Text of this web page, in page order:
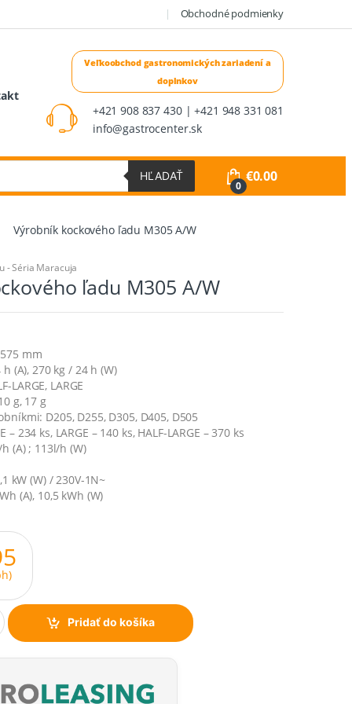
Obchodné podmienky
+421 908 837 430 | +421 948 331 081
info@gastrocenter.sk
HĽADAŤ
0
€0.00
Výrobník kockového ľadu M305 A/W
- Séria Maracuja
ľadu M305 A/W
mm
(A), 270 kg / 24 h (W)
LARGE, LARGE
g, 17 g
D205, D255, D305, D405, D505
– 234 ks, LARGE – 140 ks, HALF-LARGE – 370 ks
(A) ; 113l/h (W)
kW (W) / 230V-1N~
(A), 10,5 kWh (W)
Pridať do košíka